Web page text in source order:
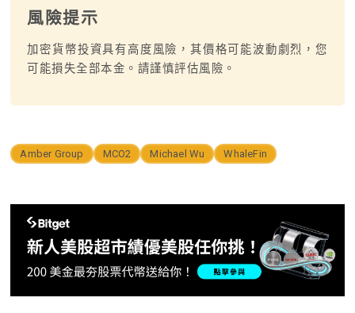
風險提示
加密貨幣投資具有高度風險，其價格可能波動劇烈，您
可能損失全部本金。請謹慎評估風險。
Amber Group MCO2 Michael Wu WhaleFin